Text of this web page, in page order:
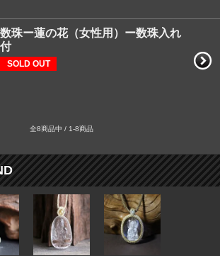
数珠ー蓮の花（女性用）ー数珠入れ
付
SOLD OUT
全8商品中 / 1-8商品